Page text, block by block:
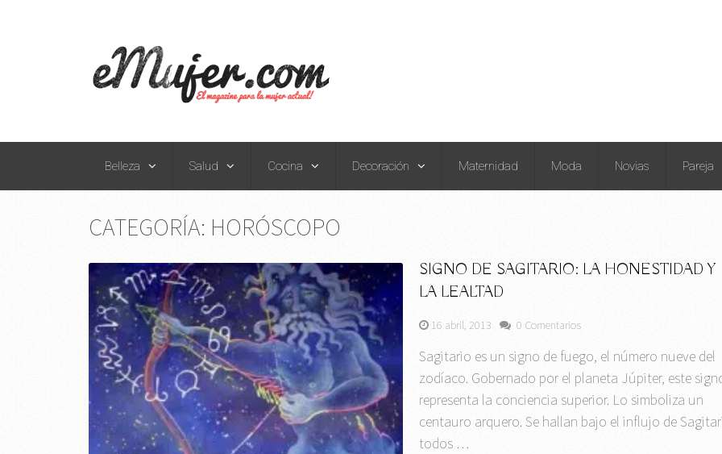
Belleza Salud Cocina Decoración Maternidad Moda Novias Pareja
CATEGORÍA: HORÓSCOPO
SIGNO DE SAGITARIO: LA HONESTIDAD Y
LA LEALTAD
16 abril, 2013 0 Comentarios
Sagitario es un signo de fuego, el número nueve del
zodíaco. Gobernado por el planeta Júpiter, este
representa la conciencia superior. Lo simboliza un
centauro arquero. Se hallan bajo el influjo de
todos …